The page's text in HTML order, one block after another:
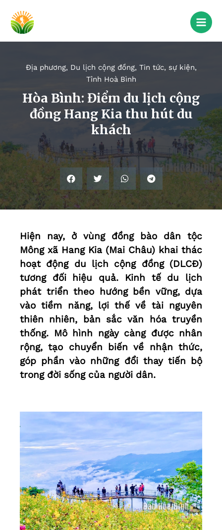
Địa phương, Du lịch cộng đồng, Tin tức, sự kiện,
Tỉnh Hoà Bình
Hòa Bình: Điểm du lịch cộng
đồng Hang Kia thu hút du
khách
Hiện nay, ở vùng đồng bào dân tộc
Mông xã Hang Kia (Mai Châu) khai thác
hoạt động du lịch cộng đồng (DLCĐ)
tương đối hiệu quả. Kinh tế du lịch
phát triển theo hướng bền vững, dựa
vào tiềm năng, lợi thế về tài nguyên
thiên nhiên, bản sắc văn hóa truyền
thống. Mô hình ngày càng được nhân
rộng, tạo chuyển biến về nhận thức,
góp phần vào những đổi thay tiến bộ
trong đời sống của người dân.